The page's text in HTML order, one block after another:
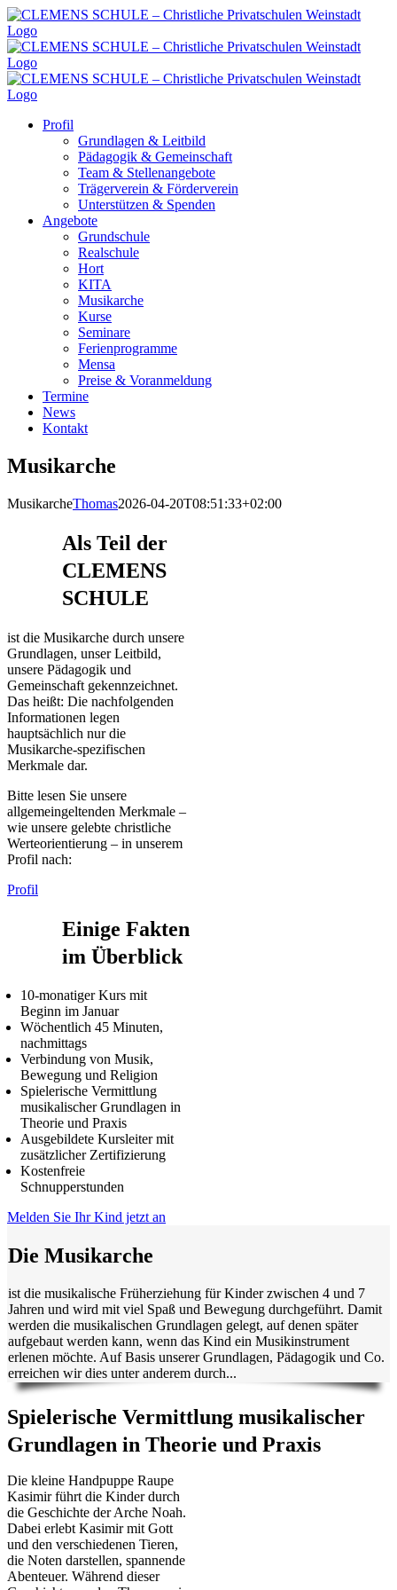
Zum
Inhalt
springen
Profil
Grundlagen & Leitbild
Pädagogik & Gemeinschaft
Team & Stellenangebote
Trägerverein & Förderverein
Unterstützen & Spenden
Angebote
Grundschule
Realschule
Hort
KITA
Musikarche
Kurse
Seminare
Ferienprogramme
Mensa
Preise & Voranmeldung
Termine
News
Kontakt
Musikarche
MusikarcheThomas2026-04-20T08:51:33+02:00
Als Teil der
CLEMENS
SCHULE
ist die Musikarche durch unsere
Grundlagen, unser Leitbild,
unsere Pädagogik und
Gemeinschaft gekennzeichnet.
Das heißt: Die nachfolgenden
Informationen legen
hauptsächlich nur die
Musikarche-spezifischen
Merkmale dar.
Bitte lesen Sie unsere
allgemeingeltenden Merkmale –
wie unsere gelebte christliche
Werteorientierung – in unserem
Profil nach:
Profil
Einige Fakten
im Überblick
10-monatiger Kurs mit
Beginn im Januar
Wöchentlich 45 Minuten,
nachmittags
Verbindung von Musik,
Bewegung und Religion
Spielerische Vermittlung
musikalischer Grundlagen in
Theorie und Praxis
Ausgebildete Kursleiter mit
zusätzlicher Zertifizierung
Kostenfreie
Schnupperstunden
Melden Sie Ihr Kind jetzt an
Die Musikarche
ist die musikalische Früherziehung für Kinder zwischen 4 und 7
Jahren und wird mit viel Spaß und Bewegung durchgeführt. Damit
werden die musikalischen Grundlagen gelegt, auf denen später
aufgebaut werden kann, wenn das Kind ein Musikinstrument
erlenen möchte. Auf Basis unserer Grundlagen, Pädagogik und Co.
erreichen wir dies unter anderem durch...
Spielerische Vermittlung musikalischer
Grundlagen in Theorie und Praxis
Die kleine Handpuppe Raupe
Kasimir führt die Kinder durch
die Geschichte der Arche Noah.
Dabei erlebt Kasimir mit Gott
und den verschiedenen Tieren,
die Noten darstellen, spannende
Abenteuer. Während dieser